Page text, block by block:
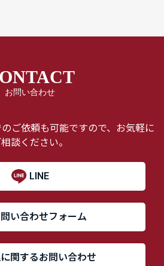
お問い合わせ
ご依頼も可能ですので、お気軽に
談ください。
LINE
い合わせフォーム
関するお問い合わせ